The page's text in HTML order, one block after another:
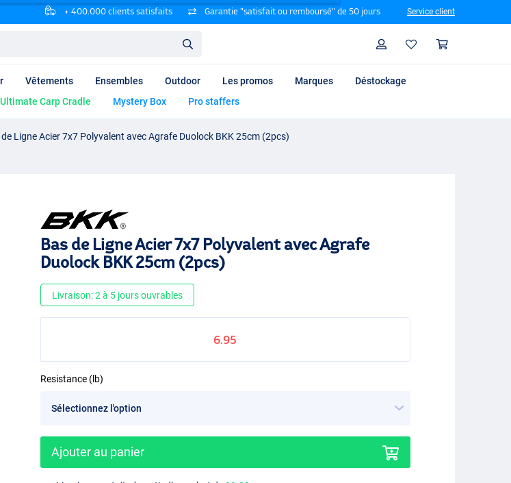
+ 400.000 clients satisfaits Garantie "satisfait ou remboursé" de 50 jours Service client
Profil
Vêtements Ensembles Outdoor Les promos Marques
Déstockage
Carp Cradle Mystery Box Pro staffers
de Ligne Acier 7x7 Polyvalent avec Agrafe Duolock BKK 25cm (2pcs)
Bas de Ligne Acier 7x7 Polyvalent avec Agrafe
Duolock BKK 25cm (2pcs)
Livraison: 2 à 5 jours ouvrables
6.95
Resistance (lb)
Ajouter au panier